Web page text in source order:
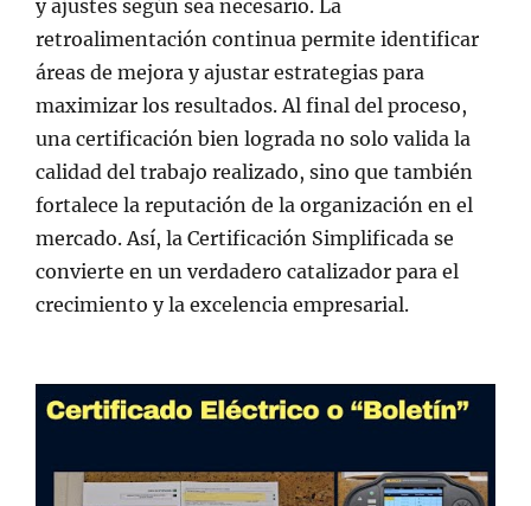
y ajustes según sea necesario. La
retroalimentación continua permite identificar
áreas de mejora y ajustar estrategias para
maximizar los resultados. Al final del proceso,
una certificación bien lograda no solo valida la
calidad del trabajo realizado, sino que también
fortalece la reputación de la organización en el
mercado. Así, la Certificación Simplificada se
convierte en un verdadero catalizador para el
crecimiento y la excelencia empresarial.